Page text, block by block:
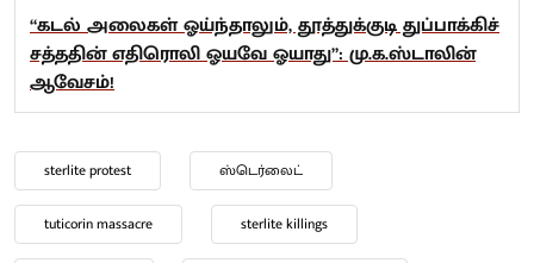
“கடல் அலைகள் ஓய்ந்தாலும், தூத்துக்குடி துப்பாக்கிச்
சத்ததின் எதிரொலி ஓயவே ஓயாது”: மு.க.ஸ்டாலின்
ஆவேசம்!
sterlite protest ஸ்டெர்லைட்
tuticorin massacre sterlite killings